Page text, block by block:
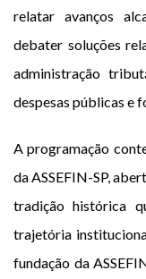
relatar avanços
debater soluções
administração
despesas públicas e
A programação
da ASSEFIN-SP,
tradição histórica
trajetória
fundação da